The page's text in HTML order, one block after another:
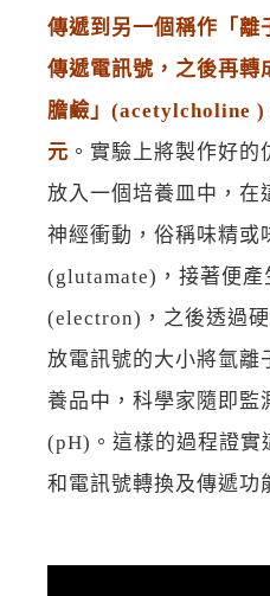
傳遞到另一個稱作「離
傳遞電訊號，之後再轉
膽鹼」(acetylcholine )
元 。實驗上將製作好的
放入一個培養皿中，在
神經衝動，俗稱味精或
(glutamate)，接著便產
(electron)，之後透過
放電訊號的大小將氫
養品中，科學家隨即監
(pH)。這樣的過程證實
和電訊號轉換及傳遞功